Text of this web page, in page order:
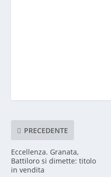
PRECEDENTE
Eccellenza. Granata,
Battiloro si dimette: titolo
in vendita